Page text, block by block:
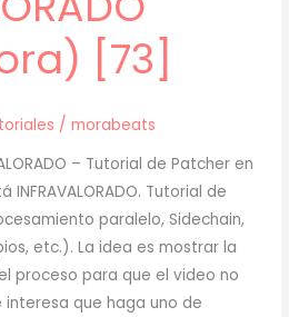
[73]
/morabeats
– Tutorial de Patcher en
INFRAVALORADO. Tutorial de
paralelo, Sidechain,
etc.). La idea es mostrar la
proceso para que el video no
que haga uno de